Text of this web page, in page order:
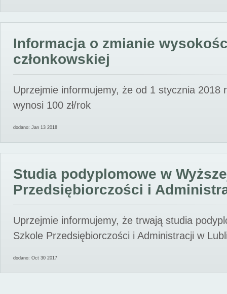
Informacja o zmianie
członkowskiej
Uprzejmie informujemy, że od 1 stycznia 2018
wynosi 100 zł/rok
dodano: Jan 13 2018
Studia podyplomowe w
Przedsiębiorczości i
Uprzejmie informujemy, że trwają studia
Szkole Przedsiębiorczości i Administracji w
dodano: Oct 30 2017